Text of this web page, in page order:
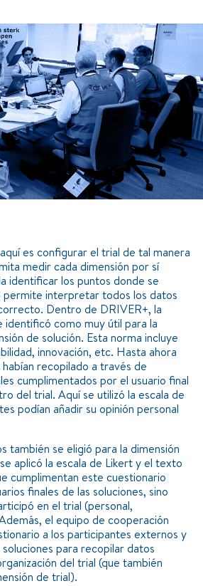
es configurar el trial de tal manera
medir cada dimensión por sí
identificar los puntos donde se
permite interpretar todos los datos
Dentro de DRIVER+, la
identificó como muy útil para la
de solución. Esta norma incluye
innovación, etc. Hasta ahora
recopilado a través de
cumplimentados por el usuario final
del trial. Aquí se utilizó la escala de
podían añadir su opinión personal
también se eligió para la dimensión
aplicó la escala de Likert y el texto
cumplimentan este cuestionario
finales de las soluciones, sino
en el trial (personal,
el equipo de cooperación
a los participantes externos y
para recopilar datos
del trial (que también
de trial).